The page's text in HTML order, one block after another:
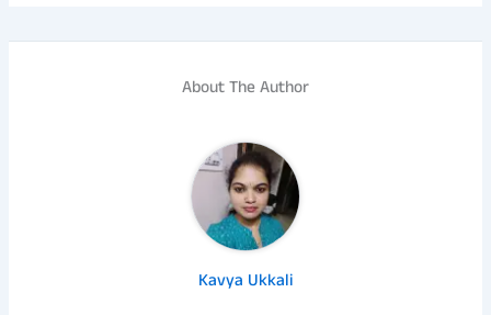
About The Author
Kavya Ukkali